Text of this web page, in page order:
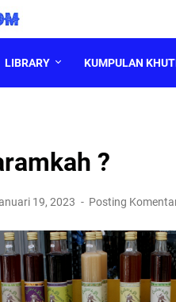
LIBRARY KUMPULAN
?
19, 2023 Posting